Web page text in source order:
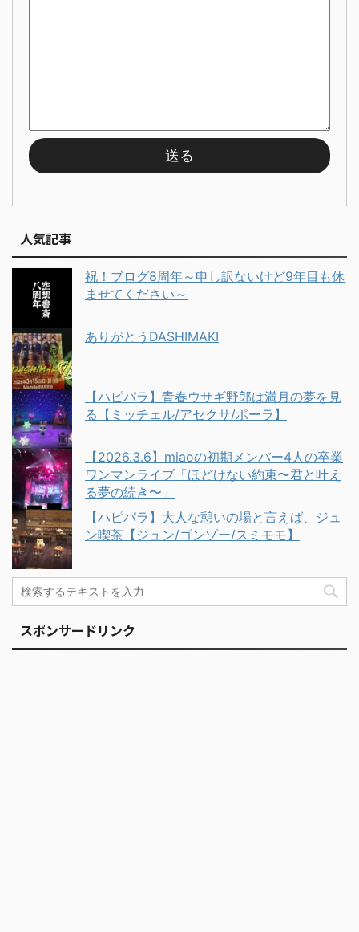
人気記事
祝！ブログ8周年～申し訳ないけど9年目も休
ませてください～
ありがとうDASHIMAKI
【ハピパラ】青春ウサギ野郎は満月の夢を見
る【ミッチェル/アセクサ/ポーラ】
【2026.3.6】miaoの初期メンバー4人の卒業
ワンマンライブ「ほどけない約束〜君と叶え
る夢の続き〜」
【ハピパラ】大人な憩いの場と言えば、ジュ
ン喫茶【ジュン/ゴンゾー/スミモモ】
スポンサードリンク